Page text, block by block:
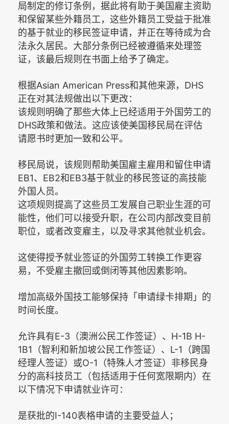
局制定的修订条例，据此将有助于美国雇主资助
和保留某些外籍员工，这些外籍员工受益于批准
的基于就业的移民签证申请，并正在等待成为合
法永久居民。 大部分条例已经被遵循来处理签
证，该最后规则在书面上给予 了确定。
根据Asian American Press和其他来源， DHS
正在对其法规做出以下更改：
该规则明确了那些大体上已经适用于外国劳工的
DHS政策和做法。这应该使美国移民局在评估
请愿书时更加一致和公平。
移民局说，该规则帮助美国雇主雇用和留住申请
EB1、 EB2和 EB3基于就业的移民签证的高技能
外国人员。
这项规则提高了这些员工发展自己职业生涯的可
能性，他们可以接受升职，在公司内部改变目前
职位，或者改变雇主，以及寻求其他就业机会。
这使得授予就业签证的外国劳工转换工作更容
易，不受雇主撤回或倒闭等其他因素影响。
增加高级外国技工能够保持 「 申请绿卡排期 」
的
时间长度。
允许具有E-3 （澳洲公民工作签证）、 H-1B H-
1B1 （智利和新加坡公民工作签证）、 L-1 （跨国
经理人签证）或O-1 （特殊人才签证）非移民身
分的高科技员工（包括适用于任何宽限期内）在
以下情况下申请就业许可：
是获批的I-140表格申请的主要受益人；